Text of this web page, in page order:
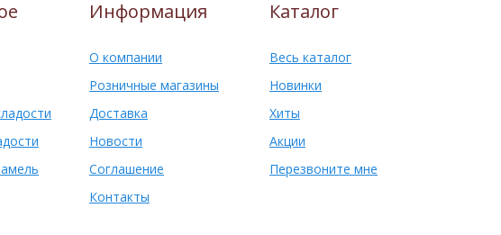
Информация
О компании
Розничные магазины
Доставка
Новости
Соглашение
Контакты
Каталог
Весь каталог
Новинки
Хиты
Акции
Перезвоните мне